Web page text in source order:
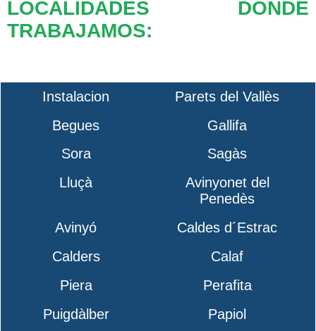
LOCALIDADES DONDE
TRABAJAMOS:
Instalacion
Parets del Vallès
Begues
Gallifa
Sora
Sagàs
Lluçà
Avinyonet del
Penedès
Avinyó
Caldes d´Estrac
Calders
Calaf
Piera
Perafita
Puigdàlber
Papiol